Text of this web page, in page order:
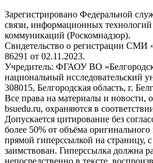
Зарегистрировано Федеральной
связи, информационных
коммуникаций (Роскомнадзор).
Свидетельство о регистрации
86291 от 02.11.2023.
Учредитель: ФГАОУ ВО
национальный исследовательский
308015, Белгородская область, г.
Все права на материалы и новости,
bsuedu.ru, охраняются в
Допускается цитирование без
более 50% от объёма оригинального
прямой гиперссылкой на страницу,
заимствован. Гиперссылка должна
непосредственно в тексте,